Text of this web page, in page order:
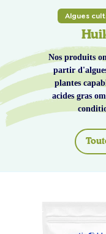
Algues
Nos produits
partir
plantes
acides gras